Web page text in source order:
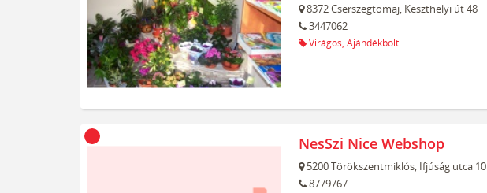
8372Cserszegtomaj, Keszthelyi út 48
3447062
Virágos, Ajándékbolt
NesSzi Nice Webshop
5200Törökszentmiklós, Ifjúság utca 10
8779767